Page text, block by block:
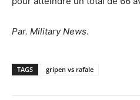
Par. Military News.
TAGS gripen vs rafale